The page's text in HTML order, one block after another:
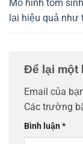
Mô hình tôm
lại hiệu quả như
Để lại một
Email của
Các trường
Bình luận*